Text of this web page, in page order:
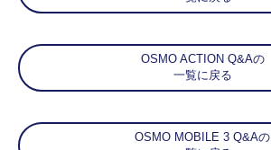
OSMO ACTION Q&Aの
一覧に戻る
OSMO MOBILE 3 Q&Aの